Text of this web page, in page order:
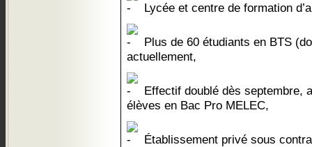
Lycée et centre de formation
Plus de 60 étudiants en BTS
actuellement,
Effectif doublé dès septembre,
élèves en Bac Pro MELEC,
Établissement privé sous